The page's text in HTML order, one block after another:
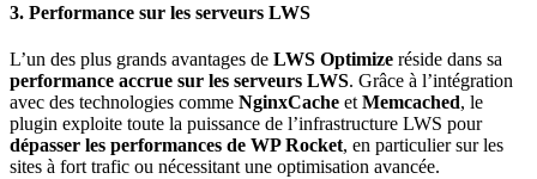
3. Performance sur les serveurs LWS
L’un des plus grands avantages de LWS Optimize réside dans sa
performance accrue sur les serveurs LWS. Grâce à l’intégration
avec des technologies comme NginxCache et Memcached, le
plugin exploite toute la puissance de l’infrastructure LWS pour
dépasser les performances de WP Rocket, en particulier sur les
sites à fort trafic ou nécessitant une optimisation avancée.